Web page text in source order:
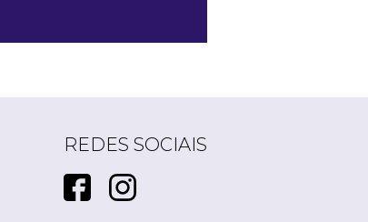
REDES SOCIAIS